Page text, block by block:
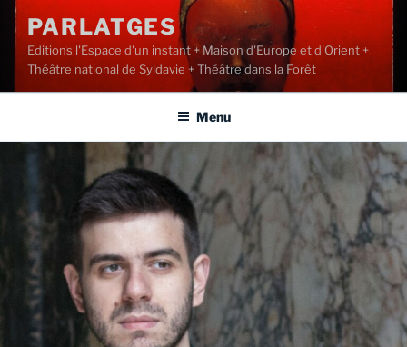
Aller
contenu
principal
PARLATGES
Editions l'Espace d'un instant + Maison d'Europe et d'Orient +
Théâtre national de Syldavie + Théâtre dans la Forêt
Menu